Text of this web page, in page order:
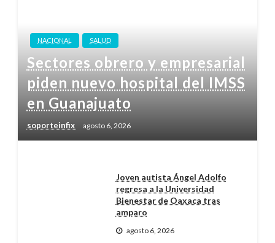
NACIONAL SALUD
Sectores obrero y empresarial
piden nuevo hospital del IMSS
en Guanajuato
soporteinfix agosto 6, 2026
Joven autista Ángel Adolfo
regresa a la Universidad
Bienestar de Oaxaca tras
amparo
agosto 6, 2026